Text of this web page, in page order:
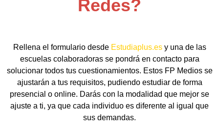
Redes?
Rellena el formulario desde Estudiaplus.esy una de las
escuelas colaboradoras se pondrá en contacto para
solucionar todos tus cuestionamientos. Estos FP Medios se
ajustarán a tus requisitos, pudiendo estudiar de forma
presencial o online. Darás con la modalidad que mejor se
ajuste a ti, ya que cada individuo es diferente al igual que
sus demandas.